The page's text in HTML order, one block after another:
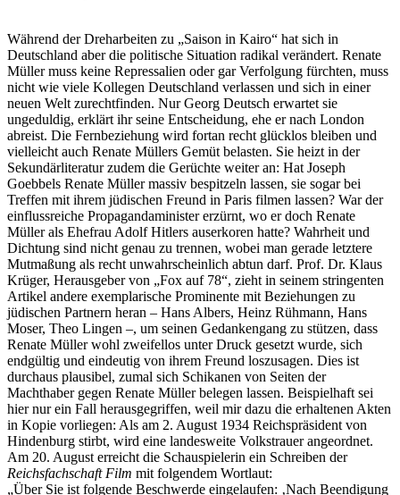
Während der Dreharbeiten zu „Saison in Kairo“ hat sich in
Deutschland aber die politische Situation radikal verändert. Renate
Müller muss keine Repressalien oder gar Verfolgung fürchten, muss
nicht wie viele Kollegen Deutschland verlassen und sich in einer
neuen Welt zurechtfinden. Nur Georg Deutsch erwartet sie
ungeduldig, erklärt ihr seine Entscheidung, ehe er nach London
abreist. Die Fernbeziehung wird fortan recht glücklos bleiben und
vielleicht auch Renate Müllers Gemüt belasten. Sie heizt in der
Sekundärliteratur zudem die Gerüchte weiter an: Hat Joseph
Goebbels Renate Müller massiv bespitzeln lassen, sie sogar bei
Treffen mit ihrem jüdischen Freund in Paris filmen lassen? War der
einflussreiche Propagandaminister erzürnt, wo er doch Renate
Müller als Ehefrau Adolf Hitlers auserkoren hatte? Wahrheit und
Dichtung sind nicht genau zu trennen, wobei man gerade letztere
Mutmaßung als recht unwahrscheinlich abtun darf. Prof. Dr. Klaus
Krüger, Herausgeber von „Fox auf 78“, zieht in seinem stringenten
Artikel andere exemplarische Prominente mit Beziehungen zu
jüdischen Partnern heran – Hans Albers, Heinz Rühmann, Hans
Moser, Theo Lingen –, um seinen Gedankengang zu stützen, dass
Renate Müller wohl zweifellos unter Druck gesetzt wurde, sich
endgültig und eindeutig von ihrem Freund loszusagen. Dies ist
durchaus plausibel, zumal sich Schikanen von Seiten der
Machthaber gegen Renate Müller belegen lassen. Beispielhaft sei
hier nur ein Fall herausgegriffen, weil mir dazu die erhaltenen Akten
in Kopie vorliegen: Als am 2. August 1934 Reichspräsident von
Hindenburg stirbt, wird eine landesweite Volkstrauer angeordnet.
Am 20. August erreicht die Schauspielerin ein Schreiben der
Reichsfachschaft Film mit folgendem Wortlaut:
„Über Sie ist folgende Beschwerde eingelaufen: ‚Nach Beendigung